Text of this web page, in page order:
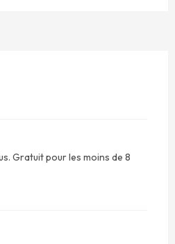
Gratuit pour les moins de 8